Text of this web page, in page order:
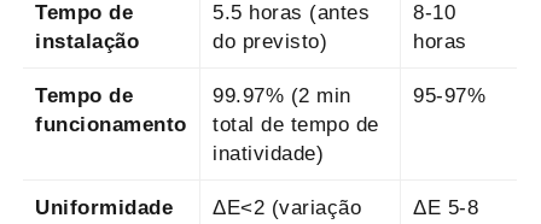
Tempo de
instalação
5.5 horas (antes
do previsto)
8-10
horas
Tempo de
funcionamento
99.97% (2 min
total de tempo de
inatividade)
95-97%
Uniformidade
ΔE<2 (variação
ΔE 5-8